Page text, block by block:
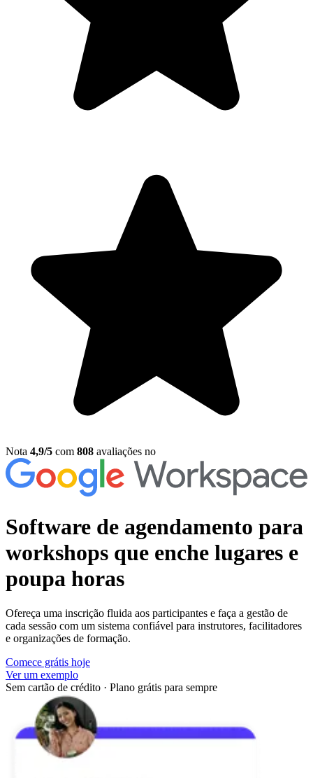
Nota 4,9/5 com 808 avaliações no
Software de agendamento para
workshops que enche lugares e
poupa horas
Ofereça uma inscrição fluida aos participantes e faça a gestão de
cada sessão com um sistema confiável para instrutores, facilitadores
e organizações de formação.
Comece grátis hoje
Ver um exemplo
Sem cartão de crédito · Plano grátis para sempre